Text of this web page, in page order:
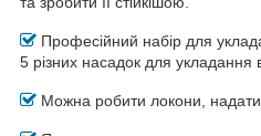
Професійний набір для
5 різних насадок для укладання
Можна робити локони, надати